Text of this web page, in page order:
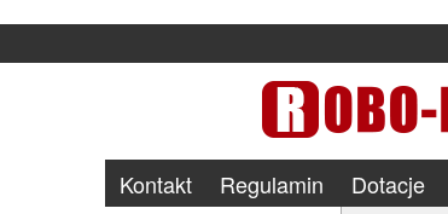
Kontakt Regulamin Dotacje